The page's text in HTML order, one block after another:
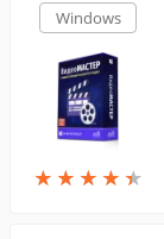
Windows
★ ★ ★ ★ ★
★ ★ ★ ★ ★